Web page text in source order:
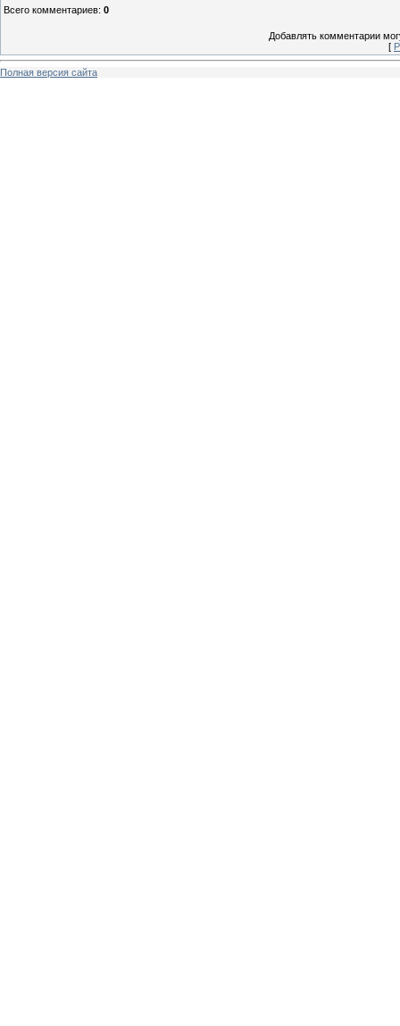
Всего комментариев: 0
Добавлять комментарии
[
Полная версия сайта